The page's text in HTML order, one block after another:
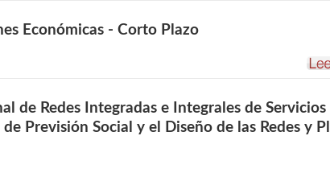
Económicas - Corto Plazo
de Redes Integradas e Integrales de Servicios
Previsión Social y el Diseño de las Redes y